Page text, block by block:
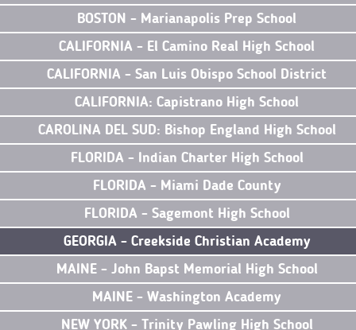
BOSTON - Marianapolis Prep School
CALIFORNIA - El Camino Real High School
CALIFORNIA - San Luis Obispo School District
CALIFORNIA: Capistrano High School
CAROLINA DEL SUD: Bishop England High School
FLORIDA - Indian Charter High School
FLORIDA - Miami Dade County
FLORIDA - Sagemont High School
GEORGIA - Creekside Christian Academy
MAINE - John Bapst Memorial High School
MAINE - Washington Academy
NEW YORK - Trinity Pawling High School